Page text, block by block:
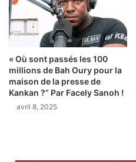
« Où sont passés les 100
millions de Bah Oury pour la
maison de la presse de
Kankan ?” Par Facely Sanoh !
avril 8, 2025